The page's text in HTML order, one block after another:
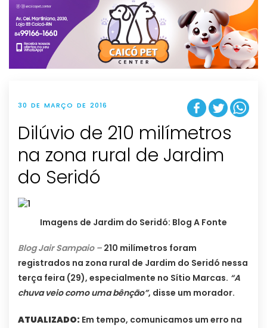
g
t
i
o
n
30 DE MARÇO DE 2016
Dilúvio de 210 milímetros
na zona rural de Jardim
do Seridó
Imagens de Jardim do Seridó: Blog A Fonte
Blog Jair Sampaio – 210 milímetros foram
registrados na zona rural de Jardim do Seridó nessa
terça feira (29), especialmente no Sítio Marcas. “A
chuva veio como uma bênção”, disse um morador.
ATUALIZADO: Em tempo, comunicamos um erro na